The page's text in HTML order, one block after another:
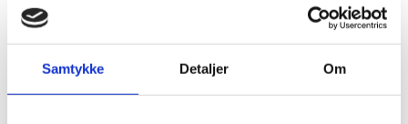
Samtykke Detaljer Om
Del på Facebook
Del på X (Twitter)
Del på LinkedIn